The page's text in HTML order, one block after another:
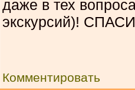
даже в тех
экскурсий)!
Комментировать